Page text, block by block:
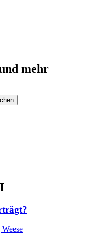
mehr
Weese